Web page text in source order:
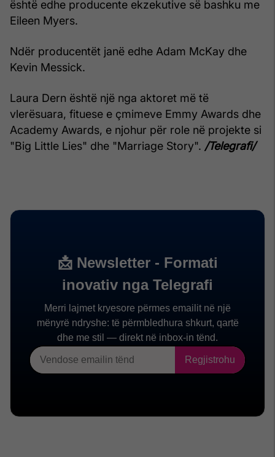
është edhe producente ekzekutive së bashku me
Eileen Myers.
Ndër producentët janë edhe Adam McKay dhe
Kevin Messick.
Laura Dern është një nga aktoret më të
vlerësuara, fituese e çmimeve Emmy Awards dhe
Academy Awards, e njohur për role në projekte si
"Big Little Lies" dhe "Marriage Story". /Telegrafi/